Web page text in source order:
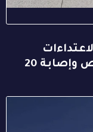
لاعتداءات
20